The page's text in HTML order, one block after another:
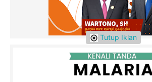
Tutup Iklan